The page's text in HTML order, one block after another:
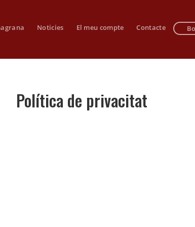
Noticies El meu compte Contacte
Política de privacitat